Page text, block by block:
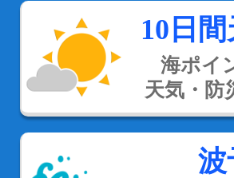
10日
海ポイ
天気・防
波